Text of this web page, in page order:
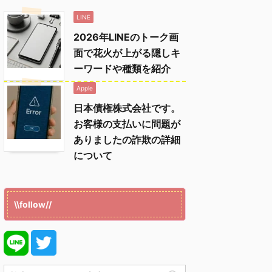
LINE
2026年LINEのトーク画
面で花火が上がる隠しキ
ーワードや種類を紹介
Apple
日本債権株式会社です。
お客様の支払いに問題が
ありましたの詐欺の詳細
について
\\follow//